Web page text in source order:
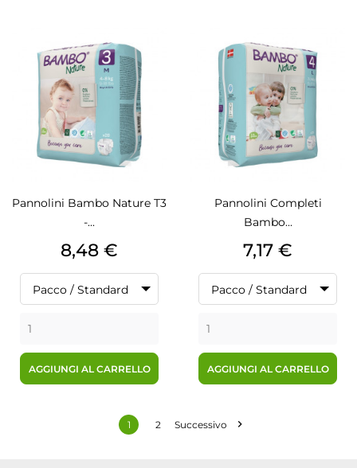
Pannolini Bambo Nature T3
-...
Prezzo
8,48 €
Pacco / Standard
AGGIUNGI AL CARRELLO
Pannolini Completi
Bambo...
Prezzo
7,17 €
Pacco / Standard
AGGIUNGI AL CARRELLO
1 2 Successivo 